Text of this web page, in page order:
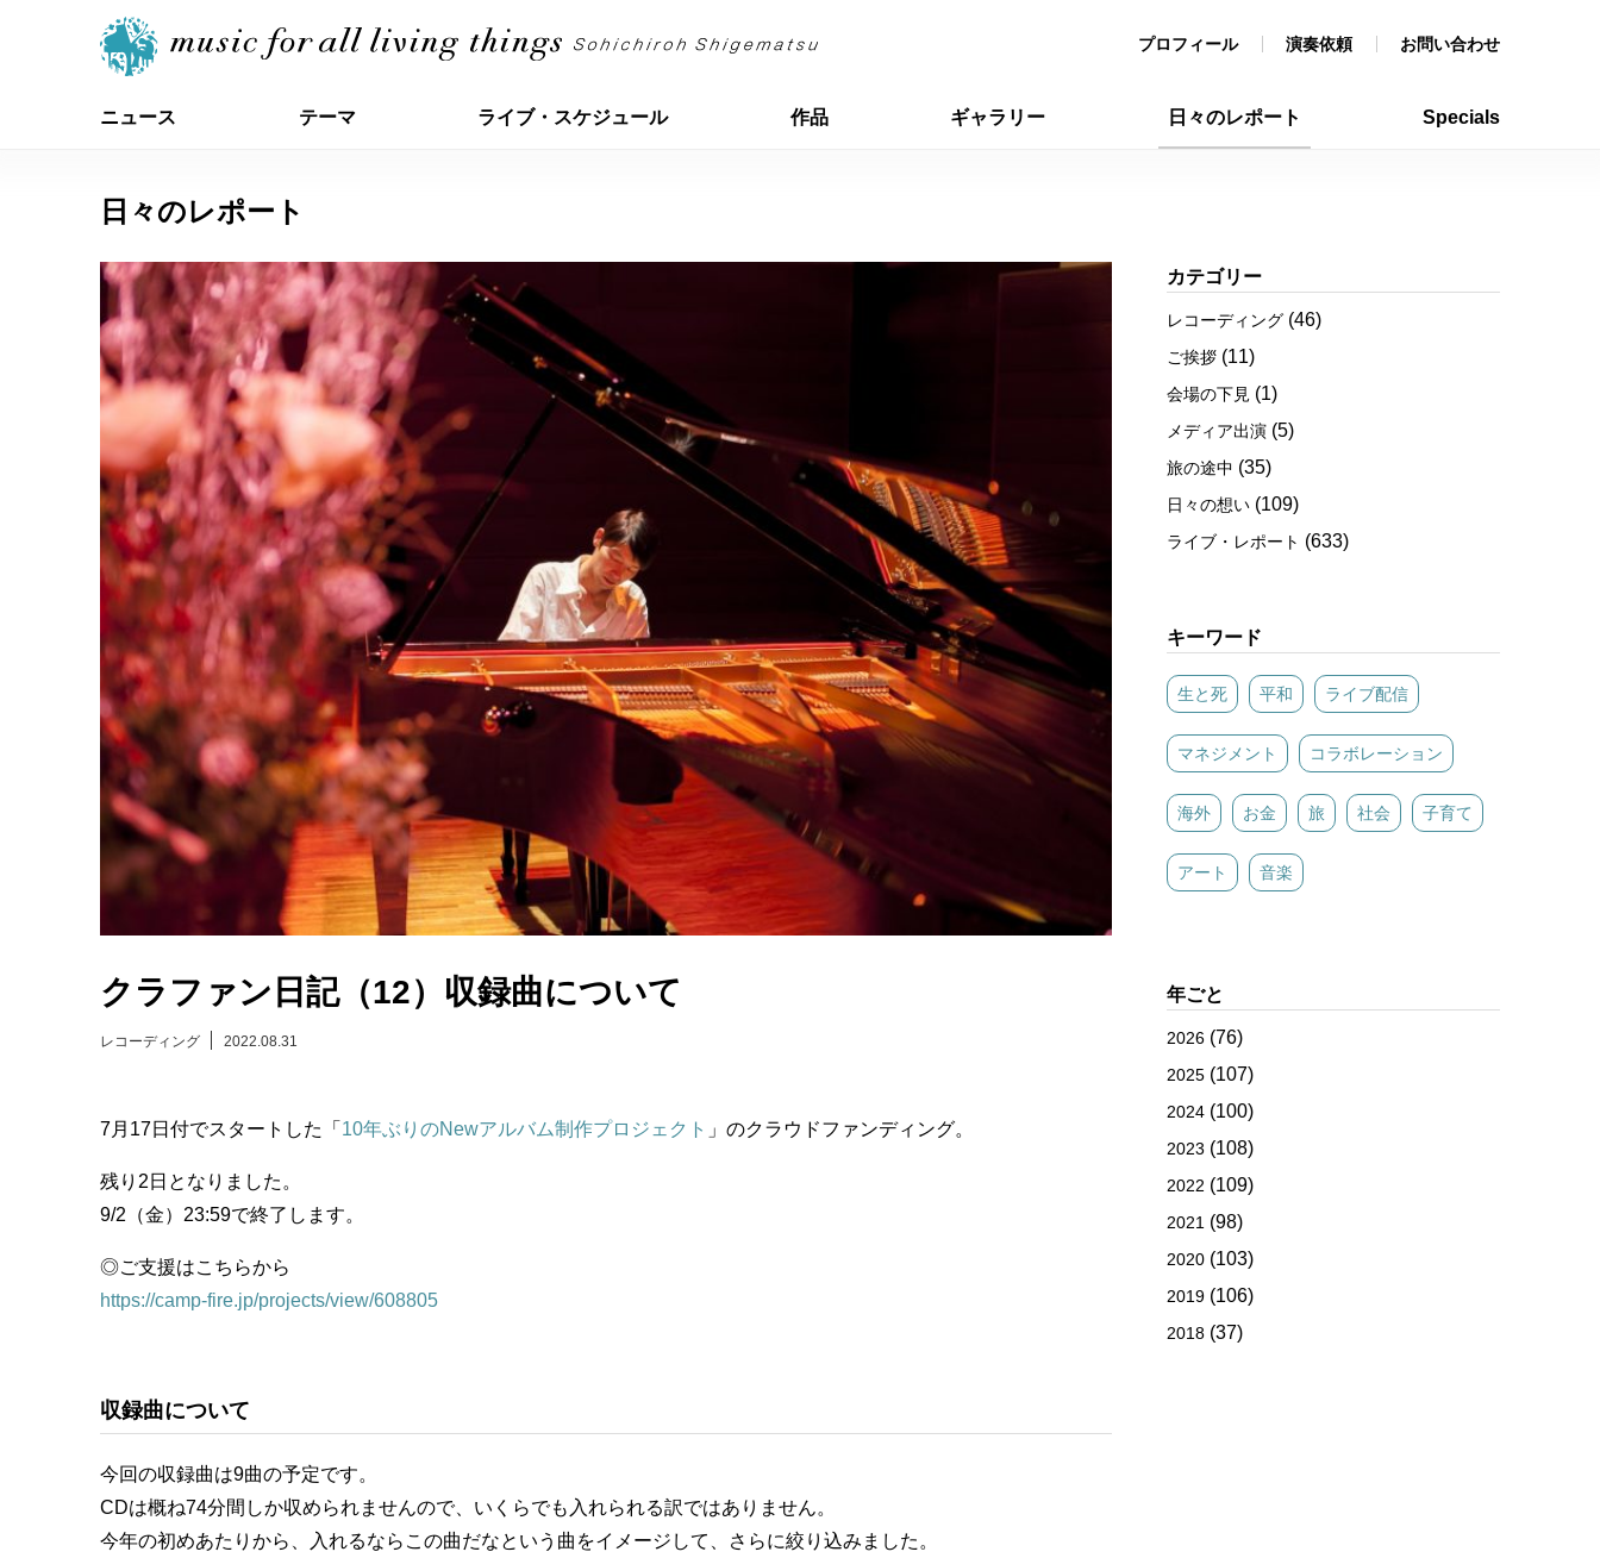
プロフィール 演奏依頼 お問い合わせ
ニュース テーマ ライブ・スケジュール 作品 ギャラリー 日々のレポート Specials
日々のレポート
クラファン日記（12）収録曲について
レコーディング 2022.08.31
7月17日付でスタートした「 10年ぶりのNewアルバム制作プロジェクト 」のクラウドファンディング。
残り2日となりました。
9/2（金）23:59で終了します。
◎ご支援はこちらから
https://camp-fire.jp/projects/view/608805
収録曲について
今回の収録曲は9曲の予定です。
CDは概ね74分間しか収められませんので、いくらでも入れられる訳ではありません。
今年の初めあたりから、入れるならこの曲だなという曲をイメージして、さらに絞り込みました。
カテゴリー
レコーディング (46)
ご挨拶 (11)
会場の下見 (1)
メディア出演 (5)
旅の途中 (35)
日々の想い (109)
ライブ・レポート (633)
キーワード
生と死 平和 ライブ配信
マネジメント コラボレーション
海外 お金 旅 社会 子育て
アート 音楽
年ごと
2026 (76)
2025 (107)
2024 (100)
2023 (108)
2022 (109)
2021 (98)
2020 (103)
2019 (106)
2018 (37)